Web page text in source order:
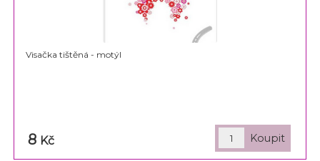
Visačka tištěná - motýl
8 Kč